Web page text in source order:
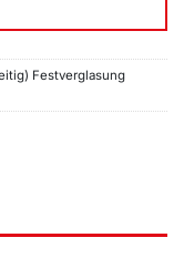
Festverglasung